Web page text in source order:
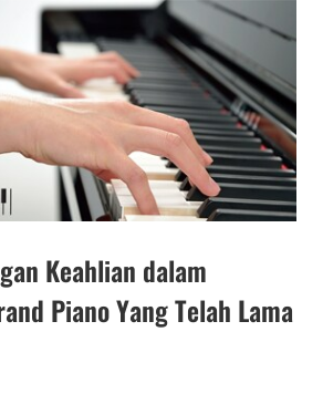
Keahlian dalam
Piano Yang Telah Lama